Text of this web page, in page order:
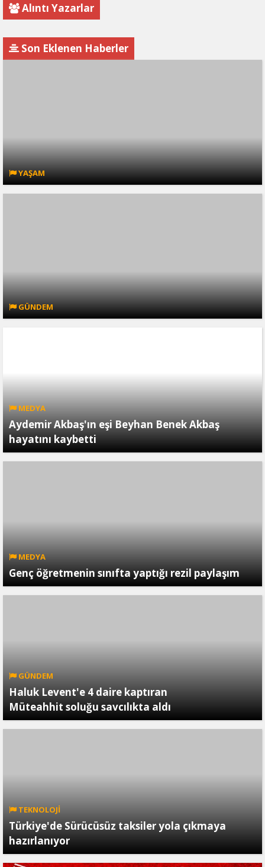
Alıntı Yazarlar
Son Eklenen Haberler
YAŞAM
GÜNDEM
MEDYA
Aydemir Akbaş'ın eşi Beyhan Benek Akbaş
hayatını kaybetti
MEDYA
Genç öğretmenin sınıfta yaptığı rezil paylaşım
GÜNDEM
Haluk Levent'e 4 daire kaptıran
Müteahhit soluğu savcılıkta aldı
TEKNOLOJİ
Türkiye'de Sürücüsüz taksiler yola çıkmaya
hazırlanıyor